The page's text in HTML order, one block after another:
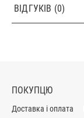
ВІДГУКІВ (0)
ПОКУПЦЮ
Доставка і оплата